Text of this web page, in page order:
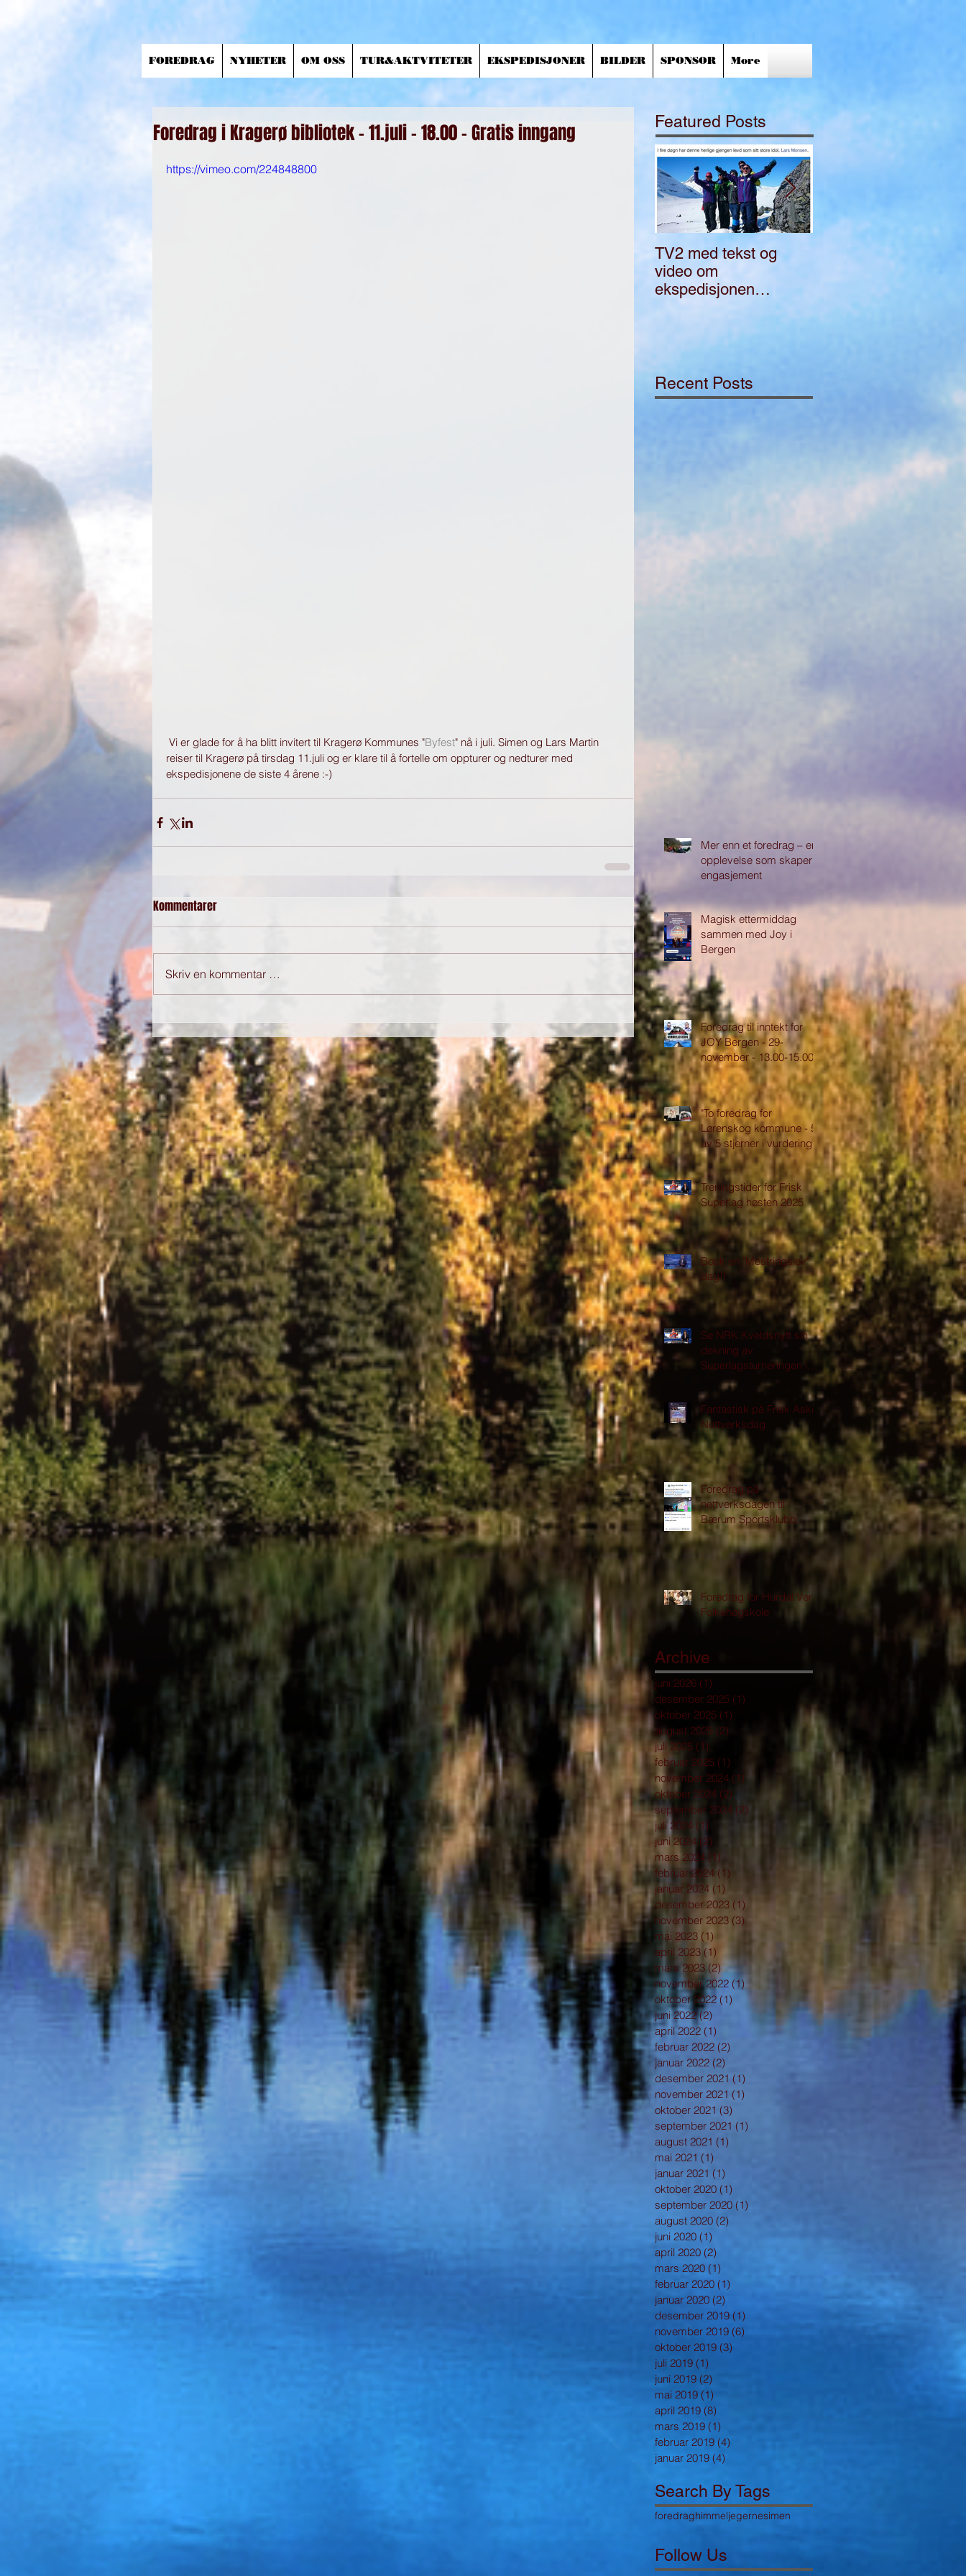
FOREDRAG NYHETER OM OSS TUR&AKTVITETER EKSPEDISJONER BILDER SPONSOR More
Foredrag i Kragerø bibliotek - 11.juli - 18.00 - Gratis inngang
https://vimeo.com/224848800
Vi er glade for å ha blitt invitert til Kragerø Kommunes "Byfest" nå i juli. Simen og Lars Martin
reiser til Kragerø på tirsdag 11.juli og er klare til å fortelle om oppturer og nedturer med
ekspedisjonene de siste 4 årene :-)
Kommentarer
Skriv en kommentar …
Featured Posts
TV2 med tekst og
video om
ekspedisjonen
Recent Posts
Mer enn et foredrag – en
opplevelse som skaper
engasjement
Magisk ettermiddag
sammen med Joy i
Bergen
Foredrag til inntekt for
JOY Bergen - 29-
november - 13.00-15.00
"To foredrag for
Lørenskog kommune - 5
av 5 stjerner i vurdering"
Treningstider for Frisk
Superlag høsten 2025
Book en "Mestringsleir" i
dag!!
Se NRK Kveldsnytt sin
dekning av
Superlagsturneringen i
Asker
Fantastisk på Frisk Asker
Nettverksdag
Foredrag på
nettverksdagen til
Bærum Sportsklubb
Foredrag for Hurdal Verk
Folkehøgskole
Archive
juni 2026 (1)
desember 2025 (1)
oktober 2025 (1)
august 2025 (2)
juli 2025 (1)
februar 2025 (1)
november 2024 (1)
oktober 2024 (2)
september 2024 (2)
juli 2024 (1)
juni 2024 (2)
mars 2024 (1)
februar 2024 (1)
januar 2024 (1)
desember 2023 (1)
november 2023 (3)
mai 2023 (1)
april 2023 (1)
mars 2023 (2)2 innlegg
november 2022 (1)
oktober 2022 (1)
juni 2022 (2)
april 2022 (1)
februar 2022 (2)
januar 2022 (2)
desember 2021 (1)
november 2021 (1)
oktober 2021 (3)
september 2021 (1)
august 2021 (1)
mai 2021 (1)
januar 2021 (1)
oktober 2020 (1)
september 2020 (1)
august 2020 (2)
juni 2020 (1)
april 2020 (2)
mars 2020 (1)
februar 2020 (1)
januar 2020 (2)
desember 2019 (1)
november 2019 (6)
oktober 2019 (3)
juli 2019 (1)
juni 2019 (2)
mai 2019 (1)
april 2019 (8)
mars 2019 (1)
februar 2019 (4)
januar 2019 (4)
Search By Tags
foredraghimmeljegernesimen
Follow Us